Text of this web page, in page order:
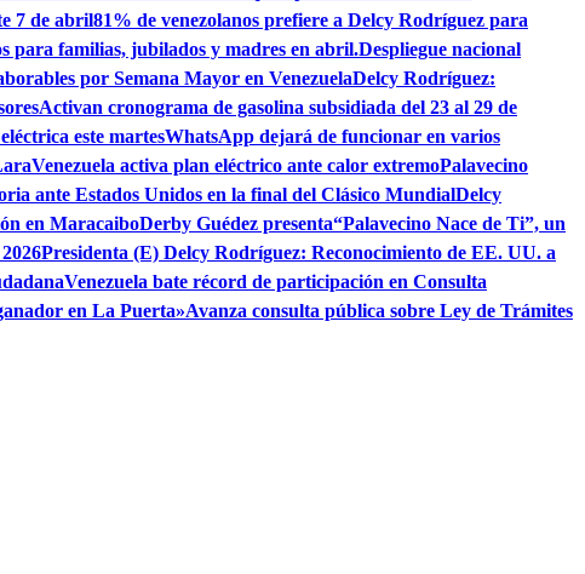
7 de abril81% de venezolanos prefiere a Delcy Rodríguez para
para familias, jubilados y madres en abril.Despliegue nacional
por Semana Mayor en VenezuelaDelcy Rodríguez:
Activan cronograma de gasolina subsidiada del 23 al 29 de
este martesWhatsApp dejará de funcionar en varios
Venezuela activa plan eléctrico ante calor extremoPalavecino
ante Estados Unidos en la final del Clásico MundialDelcy
en MaracaiboDerby Guédez presenta“Palavecino Nace de Ti”, un
Presidenta (E) Delcy Rodríguez: Reconocimiento de EE. UU. a
Venezuela bate récord de participación en Consulta
en La Puerta»Avanza consulta pública sobre Ley de Trámites